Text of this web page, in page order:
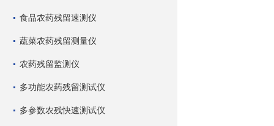
食品农药残留速测仪
蔬菜农药残留测量仪
农药残留监测仪
多功能农药残留测试仪
多参数农残快速测试仪